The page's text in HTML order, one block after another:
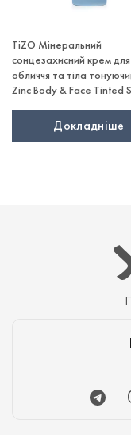
TiZO Мінеральний
сонцезахисний крем для
обличчя та тіла
Zinc Body & Face Tinted
Докладніше